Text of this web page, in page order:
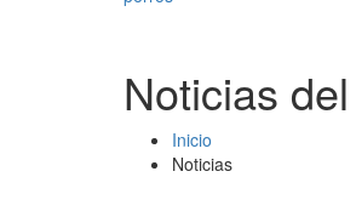
Noticias
Inicio
Noticias